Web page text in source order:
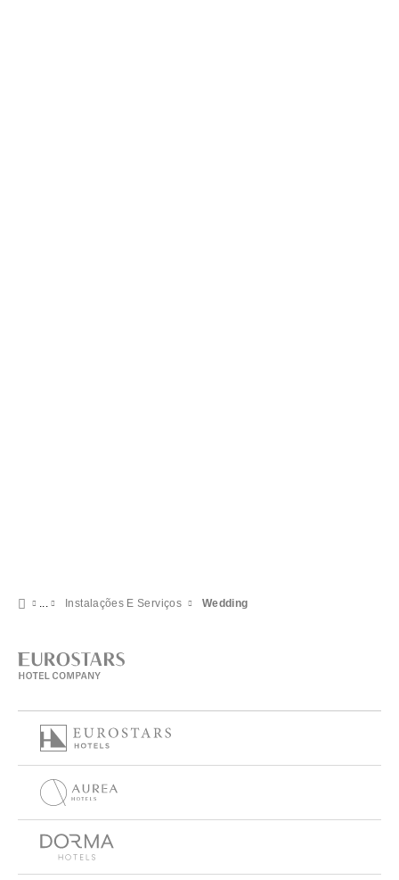
Instalações E Serviços Wedding